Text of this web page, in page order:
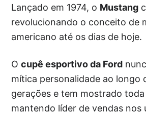
Lançado em 1974, o Mustang
revolucionando o conceito de
americano até os dias de hoje.
Ocupê esportivo da Ford
mítica personalidade ao longo
gerações e tem mostrado
mantendo líder de vendas nos